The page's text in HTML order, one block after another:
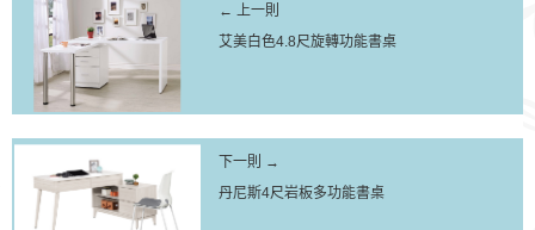
← 上一則
艾美白色4.8尺旋轉功能書桌
下一則 →
丹尼斯4尺岩板多功能書桌